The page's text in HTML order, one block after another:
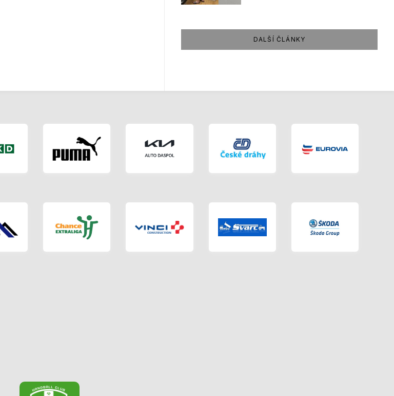
DALŠÍ ČLÁNKY